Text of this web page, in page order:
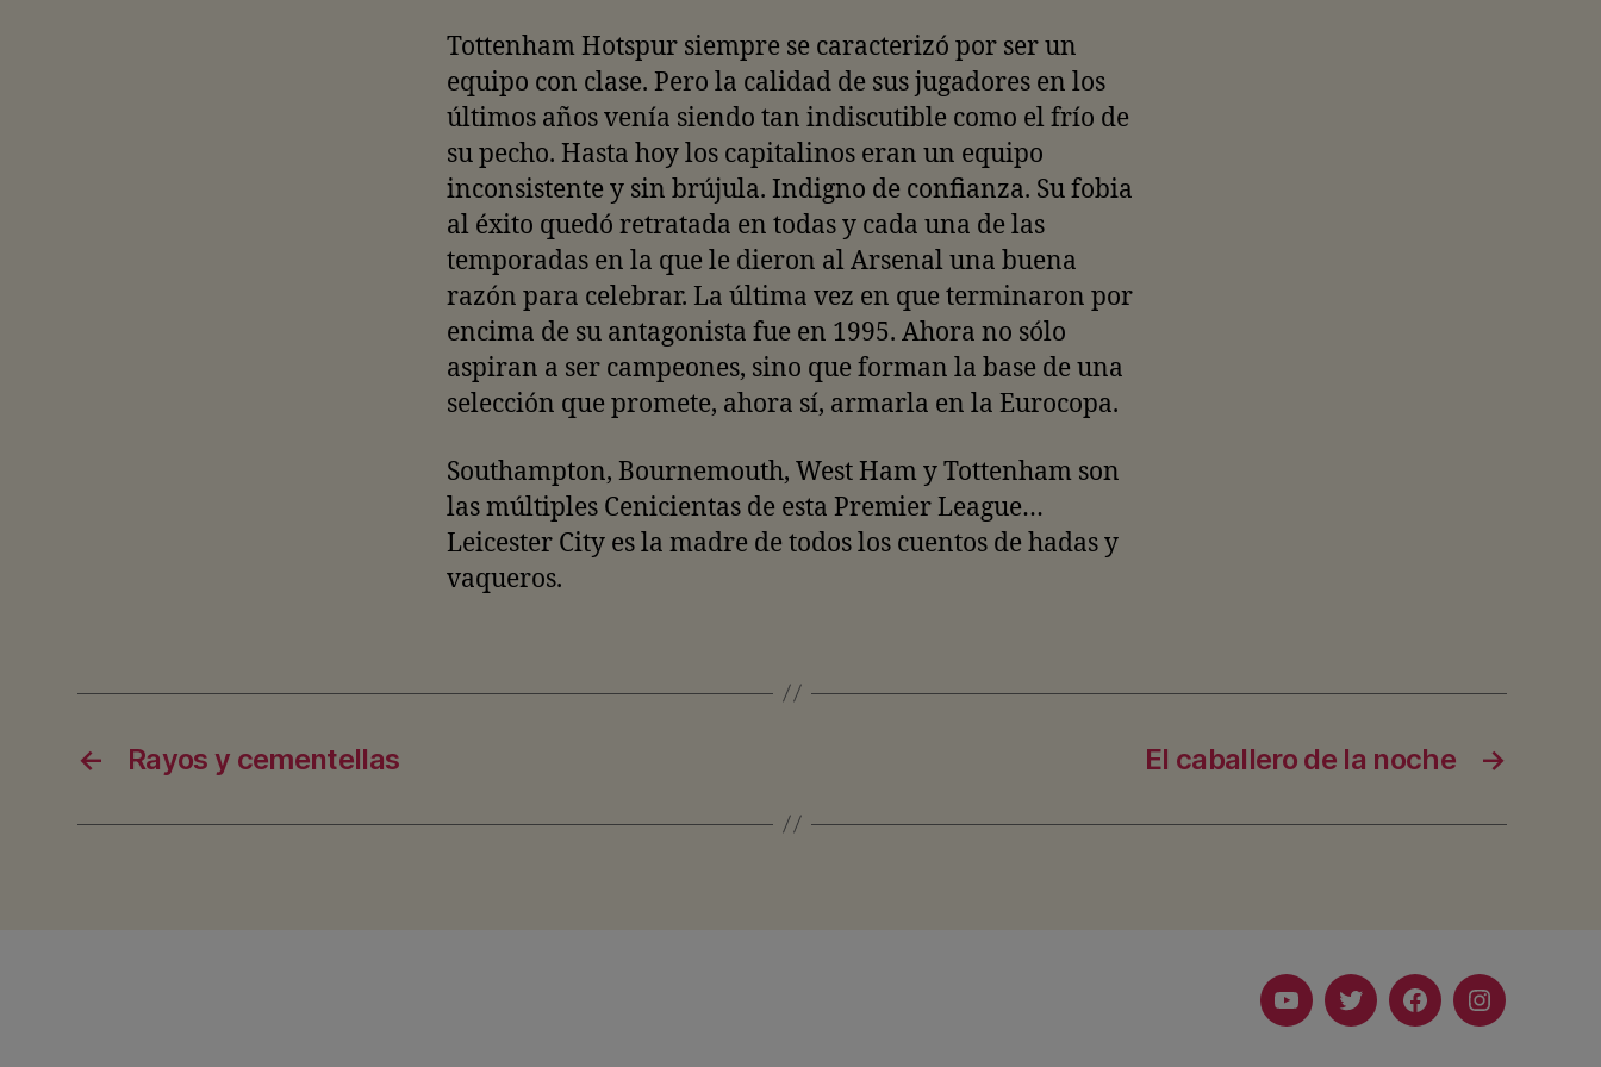
Tottenham Hotspur siempre se caracterizó por ser un
equipo con clase. Pero la calidad de sus jugadores en los
últimos años venía siendo tan indiscutible como el frío de
su pecho. Hasta hoy los capitalinos eran un equipo
inconsistente y sin brújula. Indigno de confianza. Su fobia
al éxito quedó retratada en todas y cada una de las
temporadas en la que le dieron al Arsenal una buena
razón para celebrar. La última vez en que terminaron por
encima de su antagonista fue en 1995. Ahora no sólo
aspiran a ser campeones, sino que forman la base de una
selección que promete, ahora sí, armarla en la Eurocopa.
Southampton, Bournemouth, West Ham y Tottenham son
las múltiples Cenicientas de esta Premier League…
Leicester City es la madre de todos los cuentos de hadas y
vaqueros.
← Rayos y cementellas →
El caballero de la noche
YoutubeTwitterFacebookInstagram